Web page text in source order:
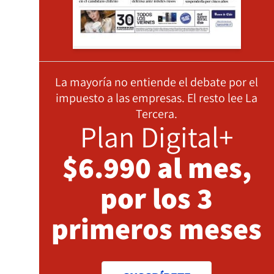
La mayoría no entiende el debate por el
impuesto a las empresas. El resto lee La
Tercera.
Plan Digital+
$6.990 al mes,
por los 3
primeros meses